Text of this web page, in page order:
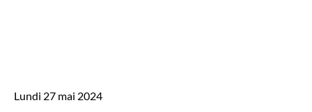
Lundi 27 mai 2024